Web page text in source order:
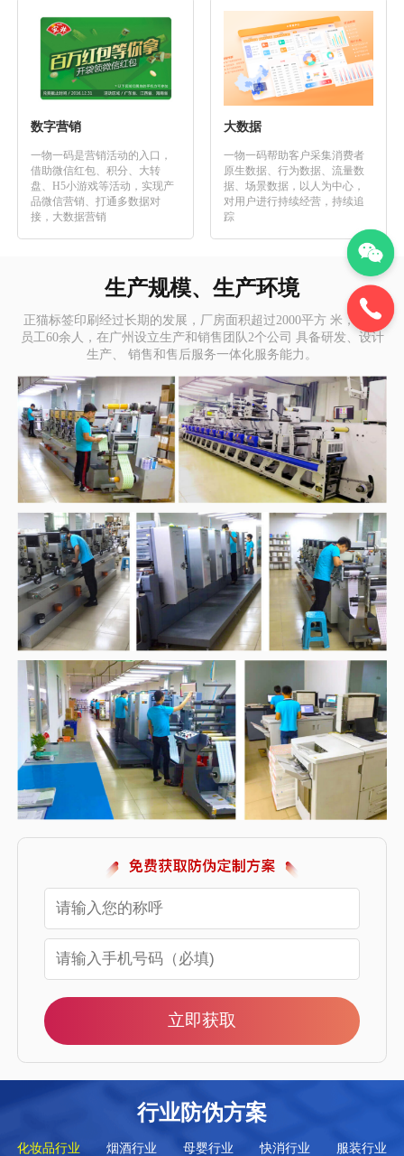
数字营销
一物一码是营销活动的入口，
借助微信红包、积分、大转
盘、H5小游戏等活动，实现产
品微信营销、打通多数据对
接，大数据营销
大数据
一物一码帮助客户采集消费者
原生数据、行为数据、流量数
据、场景数据，以人为中心，
对用户进行持续经营，持续追
踪
生产规模、生产环境
正猫标签印刷经过长期的发展，厂房面积超过2000平方 米，现有
员工60余人，在广州设立生产和销售团队2个公司 具备研发、设计
生产、 销售和售后服务一体化服务能力。
立即获取
行业防伪方案
化妆品行业 烟酒行业 母婴行业 快消行业 服装行业